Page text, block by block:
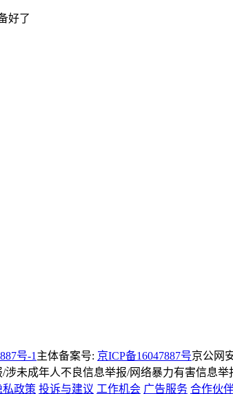
好了
号-1 主体备案号: 京ICP备16047887号京公网
未成年人不良信息举报/网络暴力有害信息举
私政策 投诉与建议 工作机会 广告服务 合作伙